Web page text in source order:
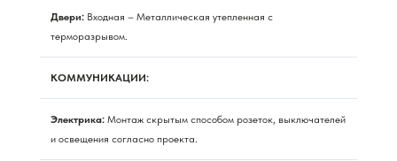
Двери: Входная – Металлическая утепленная с
терморазрывом.
КОММУНИКАЦИИ:
Электрика: Монтаж скрытым способом розеток, выключателей
и освещения согласно проекта.